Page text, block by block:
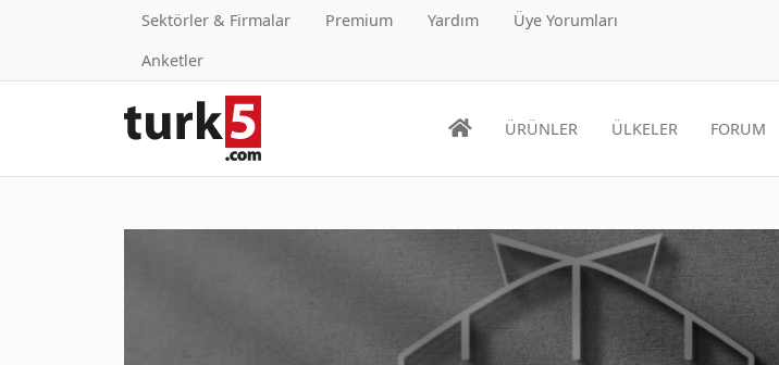
Sektörler & Firmalar Premium Yardım
Üye Yorumları
Anketler
ÜRÜNLER ÜLKELER FORUM